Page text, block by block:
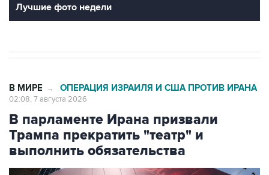
Лучшие фото недели
В МИРЕ → ОПЕРАЦИЯ ИЗРАИЛЯ И США ПРОТИВ ИРАНА
02:08, 7 августа 2026
В парламенте Ирана призвали
Трампа прекратить "театр" и
выполнить обязательства